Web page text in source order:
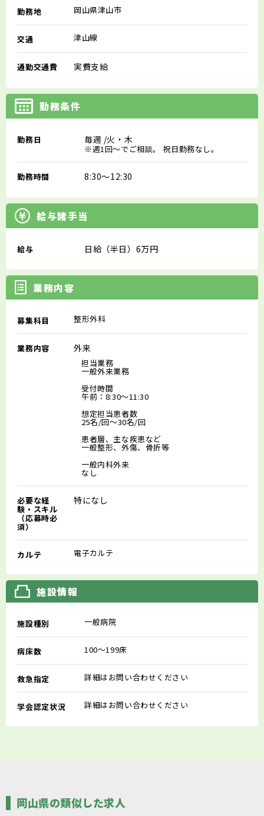
勤務地 岡山県津山市
交通 津山線
通勤交通費 実費支給
勤務条件
勤務日 毎週 /火・木
※週1回～でご相談。 祝日勤務なし。
勤務時間 8:30～12:30
給与諸手当
給与 日給（半日）6万円
業務内容
募集科目 整形外科
業務内容 外来
担当業務
一般外来業務
受付時間
午前：8:30～11:30
想定担当患者数
25名/回～30名/回
患者層、主な疾患など
一般整形、外傷、骨折等
一般内科外来
なし
必要な経
験・スキル
（応募時必
須）
特になし
カルテ 電子カルテ
施設情報
施設種別 一般病院
病床数 100～199床
救急指定 詳細はお問い合わせください
学会認定状況 詳細はお問い合わせください
岡山県の類似した求人